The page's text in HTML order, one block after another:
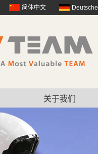
简体中文 Deutsche
关于我们